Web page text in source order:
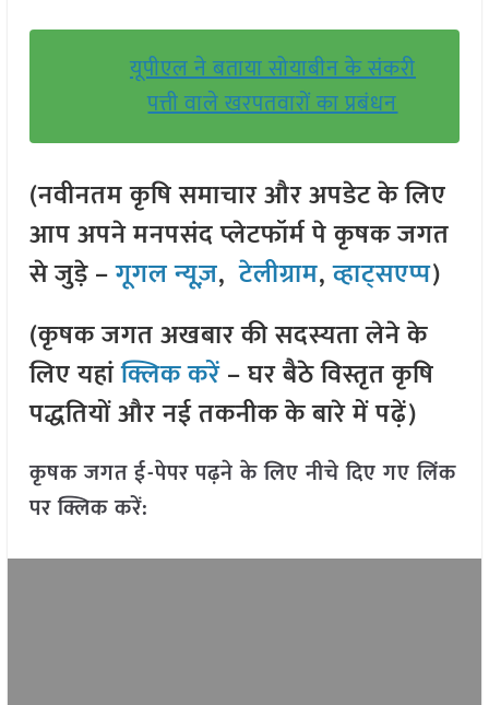
यूपीएल ने बताया सोयाबीन के संकरी
पत्ती वाले खरपतवारों का प्रबंधन
(नवीनतम कृषि समाचार और अपडेट के लिए
आप अपने मनपसंद प्लेटफॉर्म पे कृषक जगत
से जुड़े –गूगल न्यूज़,टेलीग्राम,व्हाट्सएप्प)
(कृषक जगत अखबार की सदस्यता लेने के
लिए यहांक्लिक करें– घर बैठे विस्तृत कृषि
पद्धतियों और नई तकनीक के बारे में पढ़ें)
कृषक जगत ई-पेपर पढ़ने के लिए नीचे दिए गए लिंक
पर क्लिक करें: